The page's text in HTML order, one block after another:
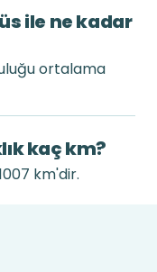
ile ne kadar
ortalama
kaç km?
km'dir.